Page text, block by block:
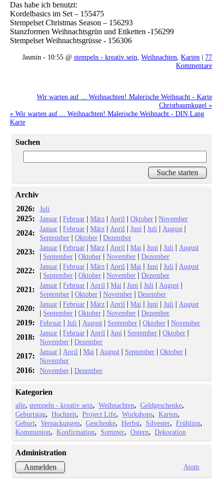
Das habe ich benutzt:
Kordelbasics im Set – 155475
Stempelset Christmas Season – 156293
Stanzformen Weihnachtsgrün und Etiketten -156299
Stempelset Weihnachtsgrüsse - 156306
Jasmin - 10:55 @ stempeln - kreativ sein Weihnachten Karten | 77
Kommentare
Wir warten auf ... Weihnachten! Malerische Weihnacht - Karte
Christbaumkugel »
« Wir warten auf ... Weihnachten! Malerische Weihnacht - DIN Lang
Karte
Suchen
Archiv
2026:
Juli
2025: Januar |Februar |März | April |Oktober |November
2024: Januar |Februar |März | April |Juni |Juli | August |
September |Oktober |Dezember
2023: Januar |Februar |März | April |Mai |Juni |Juli | August
| September |Oktober |November |Dezember
2022: Januar |Februar |März | April |Mai |Juni |Juli | August
| September |Oktober |November |Dezember
2021: Januar |Februar | April |Mai |Juni |Juli | August |
September |Oktober |November |Dezember
2020: Januar |Februar |März | April |Mai |Juni |Juli | August
| September |Oktober |November |Dezember
2019: Februar |Juli | August | September |Oktober |November
2018: Januar |Februar | April |Juni | September |Oktober |
November |Dezember
2017: Januar | April |Mai | August | September |Oktober |
November
2016: November |Dezember
Kategorien
alle stempeln - kreativ sein Weihnachten
Geldgeschenke
Geburtstag
Hochzeit Project Life Workshops
Karten
Geburt
Verpackungen Geschenke Herbst Silvester
Frühling
Kommunion
Konfirmation Sommer Ostern Dekoration
Administration
Anmelden
Atom